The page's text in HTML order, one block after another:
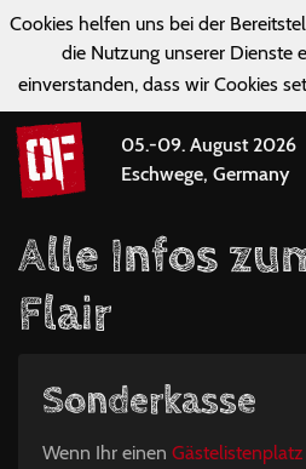
Cookies helfen uns bei der
die Nutzung unserer Dienste
einverstanden, dass wir Cookies
05.-09. August 2026
Eschwege, Germany
Alle Infos
Flair
Sonderkasse
Wenn Ihr einen Gästelistenplatz